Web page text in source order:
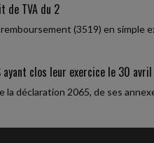
de TVA du 2
(3519) en simple
ayant clos leur exercice le 30
la déclaration 2065, de ses